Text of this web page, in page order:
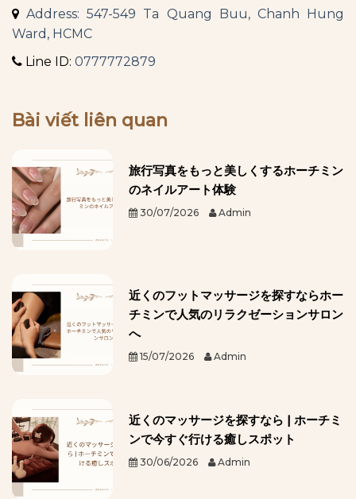
Address: 547-549 Ta Quang Buu, Chanh Hung
Ward, HCMC
Line ID: 0777772879
Bài viết liên quan
旅行写真をもっと美しくするホーチミン
のネイルアート体験
30/07/2026 Admin
近くのフットマッサージを探すならホー
チミンで人気のリラクゼーションサロン
へ
15/07/2026 Admin
近くのマッサージを探すなら | ホーチミ
ンで今すぐ行ける癒しスポット
30/06/2026 Admin